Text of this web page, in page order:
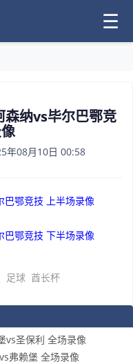
☰
森纳vs毕尔巴鄂竞
08月10日 00:58
鄂竞技 上半场录像
鄂竞技 下半场录像
足球 酋长杯
vs圣保利 全场录像
弗赖堡 全场录像